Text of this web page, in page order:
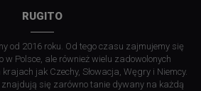
RUGITO
od 2016 roku. Od tego czasu zajmujemy się
w Polsce, ale również wielu zadowolonych
jak Czechy, Słowacja, Węgry i Niemcy.
się zarówno tanie dywany na każdą